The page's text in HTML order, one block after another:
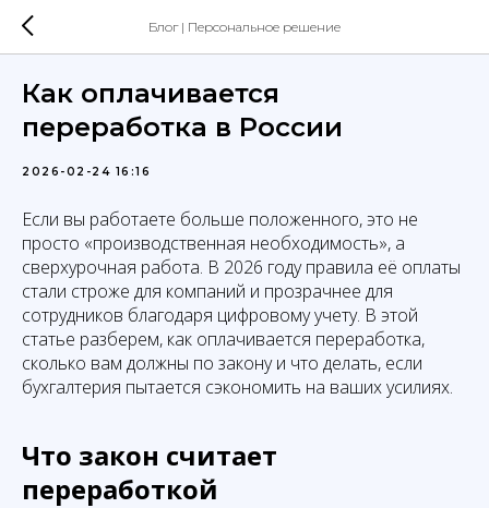
Блог | Персональное решение
Как оплачивается
переработка в России
2026-02-24 16:16
Если вы работаете больше положенного, это не
просто «производственная необходимость», а
сверхурочная работа. В 2026 году правила её оплаты
стали строже для компаний и прозрачнее для
сотрудников благодаря цифровому учету. В этой
статье разберем, как оплачивается переработка,
сколько вам должны по закону и что делать, если
бухгалтерия пытается сэкономить на ваших усилиях.
Что закон считает
переработкой